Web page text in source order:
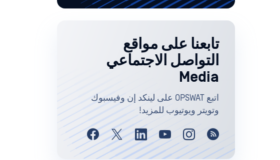
تابعنا على مواقع
التواصل الاجتماعي
Media
اتبع OPSWAT على لينكد إن وفيسبوك
وتويتر ويوتيوب للمزيد!